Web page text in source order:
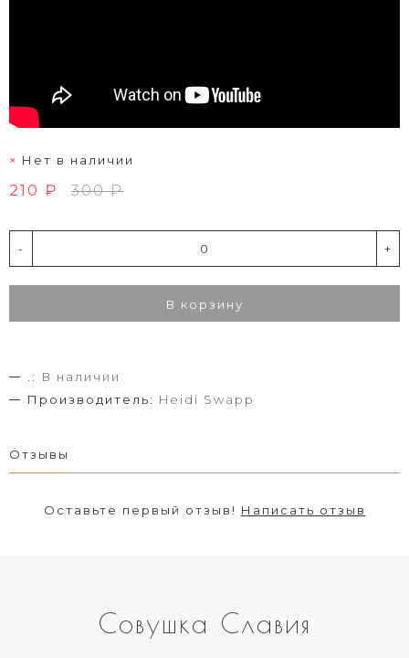
Нет в наличии
210 ₽ 300 ₽
- +
В корзину
.:
В наличии
Производитель: Heidi Swapp
Отзывы
Оставьте первый отзыв! Написать отзыв
Совушка Славия